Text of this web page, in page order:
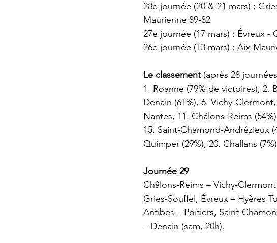
28e journée (20 & 21 mars) :
Maurienne 89-82
27e journée (17 mars) : Évreux -
26e journée (13 mars) : Aix-
Le classement (après 28
1. Roanne (79% de victoires), 2.
Denain (61%), 6. Vichy-
Nantes, 11. Châlons-Reims
15. Saint-Chamond-Andrézieux
Quimper (29%), 20. Challans
Journée 29
Châlons-Reims – Vichy-
Gries-Souffel, Évreux – Hyères
Antibes – Poitiers, Saint-
– Denain (sam, 20h).